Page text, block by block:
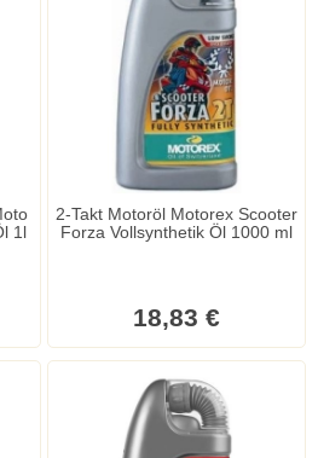
1l
2-Takt Motoröl Motorex Scooter
Forza Vollsynthetik Öl 1000 ml
18,83 €